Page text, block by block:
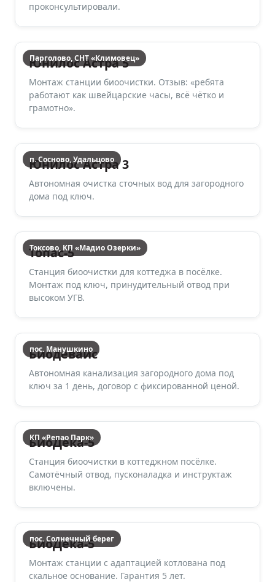
проконсультировали.
Парголово, СНТ «Климовец»
Юнилос Астра 5
Монтаж станции биоочистки. Отзыв: «ребята
работают как швейцарские часы, всё чётко и
грамотно».
п. Сосново, Удальцово
Юнилос Астра 3
Автономная очистка сточных вод для загородного
дома под ключ.
Токсово, КП «Мадио Озерки»
Топас-5
Станция биоочистки для коттеджа в посёлке.
Монтаж под ключ, принудительный отвод при
высоком УГВ.
пос. Манушкино
Биодевайс
Автономная канализация загородного дома под
ключ за 1 день, договор с фиксированной ценой.
КП «Репао Парк»
БиоДека-5
Станция биоочистки в коттеджном посёлке.
Самотёчный отвод, пусконаладка и инструктаж
включены.
пос. Солнечный берег
БиоДека-5
Монтаж станции с адаптацией котлована под
скальное основание. Гарантия 5 лет.